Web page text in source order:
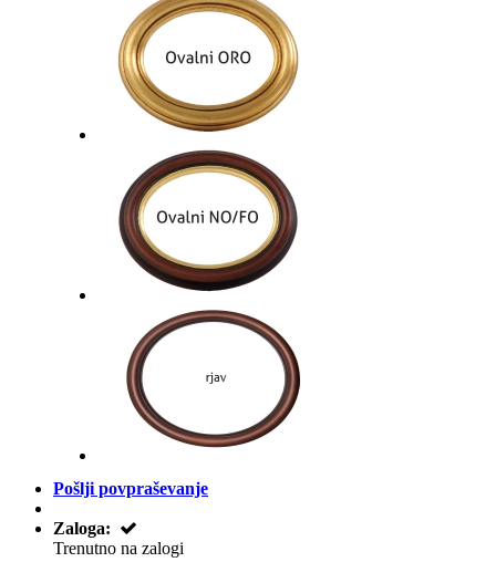
Pošlji povpraševanje
Zaloga:
Trenutno na zalogi